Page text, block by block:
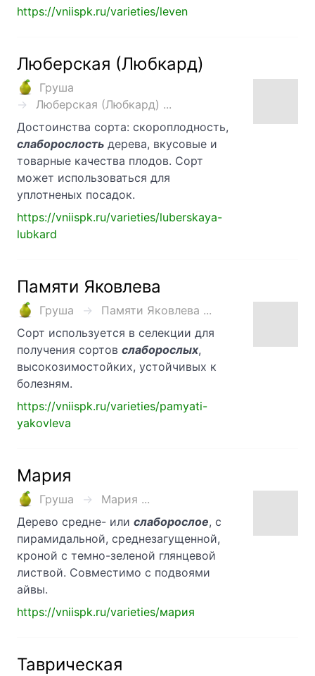
https://vniispk.ru/varieties/leven
Люберская (Любкард)
Груша
Люберская (Любкард) ...
Достоинства сорта: скороплодность,
слаборослость дерева, вкусовые и
товарные качества плодов. Сорт
может использоваться для
уплотненых посадок.
https://vniispk.ru/varieties/luberskaya-
lubkard
Памяти Яковлева
Груша
Памяти Яковлева ...
Сорт используется в селекции для
получения сортов слаборослых,
высокозимостойких, устойчивых к
болезням.
https://vniispk.ru/varieties/pamyati-
yakovleva
Мария
Груша
Мария ...
Дерево средне- или слаборослое, с
пирамидальной, среднезагущенной,
кроной с темно-зеленой глянцевой
листвой. Совместимо с подвоями
айвы.
https://vniispk.ru/varieties/мария
Таврическая